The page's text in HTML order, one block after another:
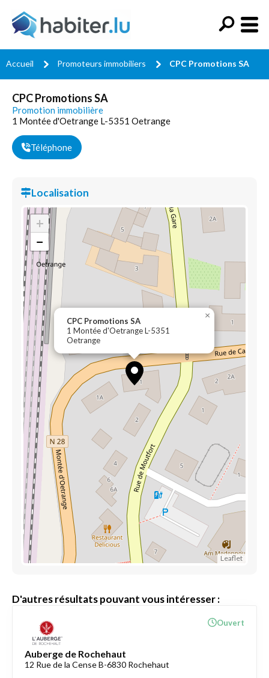
Accueil Promoteurs immobiliers CPC Promotions SA
CPC Promotions SA
Promotion immobilière
1 Montée d'Oetrange L-5351 Oetrange
Téléphone
Localisation
CPC Promotions SA
1 Montée d'Oetrange L-5351
Oetrange
×
+
−
Leaflet
D'autres résultats pouvant vous intéresser :
Auberge de Rochehaut
12 Rue de la Cense B-6830 Rochehaut
Ouvert